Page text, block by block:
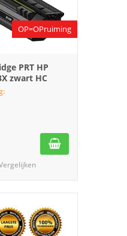
OP=OPruiming
PRT HP
zwart HC